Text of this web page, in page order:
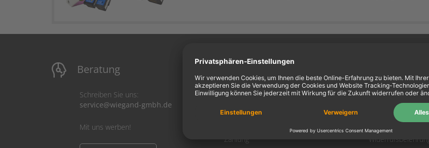
Beratung
Schreiben Sie uns:
service@wiegand-gmbh.de
Mit uns werben!
Mein Konto
Login
Zahlung
Über uns
Datenschutz